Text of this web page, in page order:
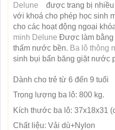
Delune
được trang bị nhiều
với khoá cho phép học sinh
cho các hoạt động ngoại
minh Delune Được làm bằng
thấm nước bền. Ba lô thông
sinh bụi bẩn băng giặt nước
Dành cho trẻ từ 6 đến 9 tuổi
Trọng lượng ba lô: 800 kg.
Kích thước ba lô: 37x18x31
Chất liệu: Vải dù+Nylon